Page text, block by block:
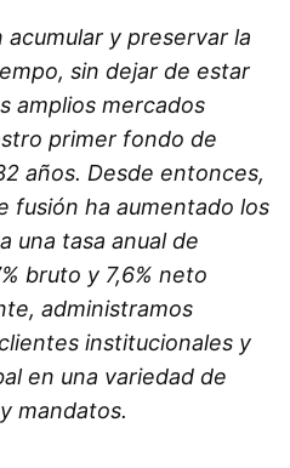
y preservar la
sin dejar de estar
amplios mercados
primer fondo de
años. Desde entonces,
fusión ha aumentado los
una tasa anual de
bruto y 7,6% neto
administramos
institucionales y
en una variedad de
mandatos.